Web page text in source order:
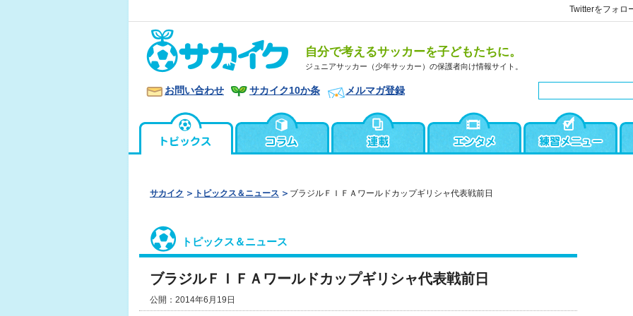
Twitterをフォロ
自分で考えるサッカーを子どもたちに。
ジュニアサッカー（少年サッカー）の保護者向け情報サイト。
お問い合わせ サカイク10か条 メルマガ登録
サカイク トピックス＆ニュース ブラジルＦＩＦＡワールドカップギリシャ代表戦前日
トピックス＆ニュース
ブラジルＦＩＦＡワールドカップギリシャ代表戦前日
公開：2014年6月19日